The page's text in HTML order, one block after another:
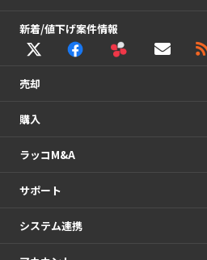
新着/値下げ案件情報
売却
購入
ラッコM&A
サポート
システム連携